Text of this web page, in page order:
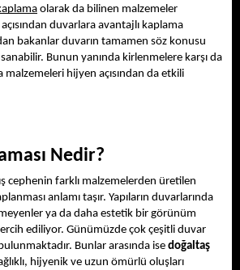
olarak da bilinen malzemeler
duvarlara avantajlı kaplama
bakanlar duvarın tamamen söz konusu
sanabilir. Bunun yanında kirlenmelere karşı da
malzemeleri hijyen açısından da etkili
Nedir?
cephenin farklı malzemelerden üretilen
anlamı taşır. Yapıların duvarlarında
ya da daha estetik bir görünüm
ediliyor. Günümüzde çok çeşitli duvar
Bunlar arasında ise doğaltaş
hijyenik ve uzun ömürlü oluşları